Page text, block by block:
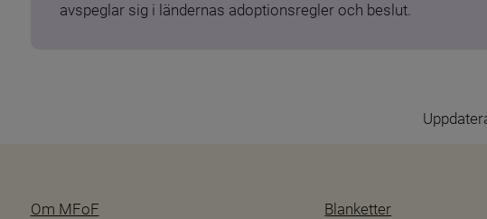
avspeglar sig i ländernas adoptionsregler och beslut.
Om MFoF Blanketter